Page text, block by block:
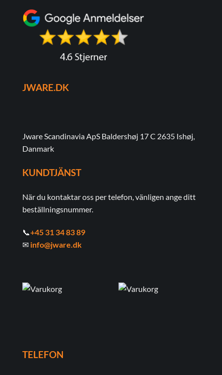
JWARE.DK
Jware Scandinavia ApS Baldershøj 17 C 2635 Ishøj,
Danmark
KUNDTJÄNST
När du kontaktar oss per telefon, vänligen ange ditt
beställningsnummer.
📞+45 31 34 83 89
✉ info@jware.dk
TELEFON